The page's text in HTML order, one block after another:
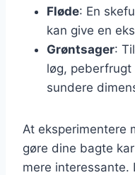
Fløde: En
kan give en
Grøntsager:
løg, peberfrugt
sundere
At eksperimentere
gøre dine bagte
mere interessante.